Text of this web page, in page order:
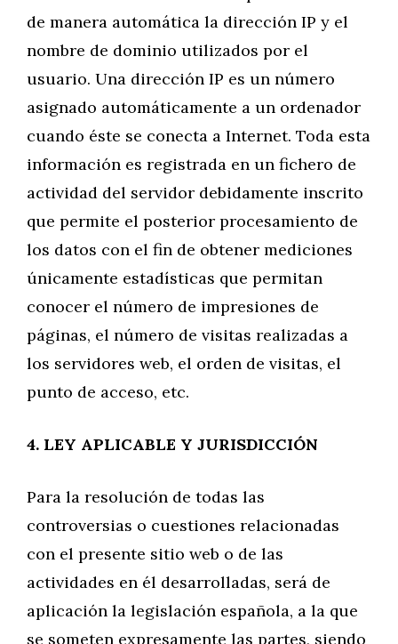
de manera automática la dirección IP y el
nombre de dominio utilizados por el
usuario. Una dirección IP es un número
asignado automáticamente a un ordenador
cuando éste se conecta a Internet. Toda esta
información es registrada en un fichero de
actividad del servidor debidamente inscrito
que permite el posterior procesamiento de
los datos con el fin de obtener mediciones
únicamente estadísticas que permitan
conocer el número de impresiones de
páginas, el número de visitas realizadas a
los servidores web, el orden de visitas, el
punto de acceso, etc.
4. LEY APLICABLE Y JURISDICCIÓN
Para la resolución de todas las
controversias o cuestiones relacionadas
con el presente sitio web o de las
actividades en él desarrolladas, será de
aplicación la legislación española, a la que
se someten expresamente las partes, siendo